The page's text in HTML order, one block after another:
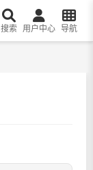
搜索 用户中心 导航